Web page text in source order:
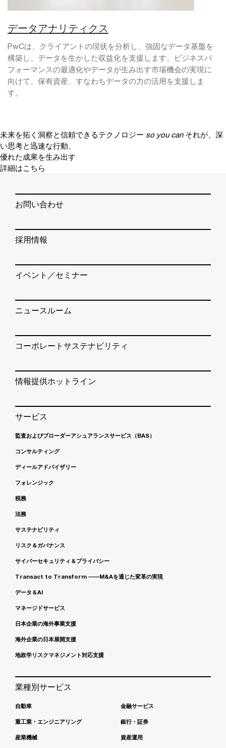
データアナリティクス
PwCは、クライアントの現状を分析し、強固なデータ基盤を
構築し、データを生かした収益化を支援します。ビジネスパ
フォーマンスの最適化やデータが生み出す市場機会の実現に
向けて、保有資産、すなわちデータの力の活用を支援しま
す。
未来を拓く洞察と信頼できるテクノロジー so you can それが、深
い思考と迅速な行動、
優れた成果を生み出す
詳細はこちら
お問い合わせ
採用情報
イベント／セミナー
ニュースルーム
コーポレートサステナビリティ
情報提供ホットライン
サービス
監査およびブローダーアシュアランスサービス（BAS）
コンサルティング
ディールアドバイザリー
フォレンジック
税務
法務
サステナビリティ
リスク＆ガバナンス
サイバーセキュリティ＆プライバシー
Transact to Transform ――M&Aを通じた変革の実現
データ＆AI
マネージドサービス
日本企業の海外事業支援
海外企業の日本展開支援
地政学リスクマネジメント対応支援
業種別サービス
自動車
重工業・エンジニアリング
産業機械
金融サービス
銀行・証券
資産運用